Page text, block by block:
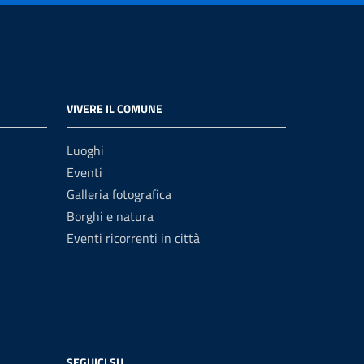
VIVERE IL COMUNE
Luoghi
Eventi
Galleria fotografica
Borghi e natura
Eventi ricorrenti in città